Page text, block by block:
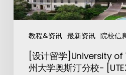
教程&资讯 最新资讯 院校信
[设计留学]University
州大学奥斯汀分校-